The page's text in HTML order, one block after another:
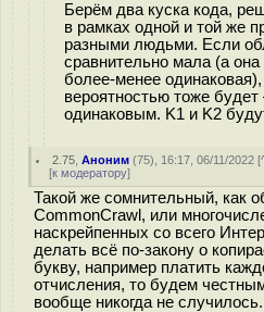
Берём два куска кода,
в рамках одной и той же
разными людьми. Если
сравнительно мала (а
более-менее
вероятностью тоже
одинаковым. K1 и K2
2.75 ,Аноним (75), 16:17, 06/11/2022 [
[к модератору]
Такой же сомнительный, как
CommonCrawl, или
наскрейпенных со всего
делать всё по-закону о
букву, например платить
отчисления, то будем
вообще никогда не случилось.